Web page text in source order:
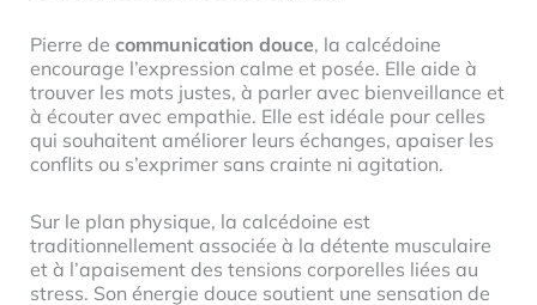
Pierre de communication douce, la calcédoine
encourage l’expression calme et posée. Elle aide à
trouver les mots justes, à parler avec bienveillance et
à écouter avec empathie. Elle est idéale pour celles
qui souhaitent améliorer leurs échanges, apaiser les
conflits ou s’exprimer sans crainte ni agitation.
Sur le plan physique, la calcédoine est
traditionnellement associée à la détente musculaire
et à l’apaisement des tensions corporelles liées au
stress. Son énergie douce soutient une sensation de